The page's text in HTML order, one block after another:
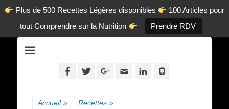
Plus de 500 Recettes Légères disponibles
100 Articles pour
tout Comprendre sur la Nutrition
Prendre RDV
en-ligne.com
Facebook
TwitterGoogleplus
AdresseLinkedin
Accueil » Recettes »